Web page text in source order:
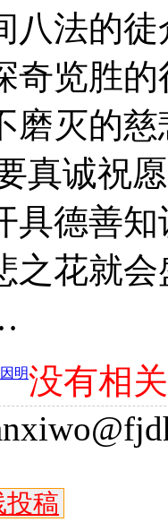
八法的
奇览胜
磨灭的
诚祝愿
具德善
之花就
因明没有相
投稿